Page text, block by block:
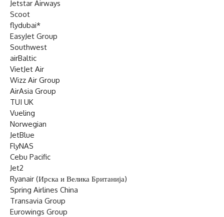
Jetstar Airways
Scoot
flydubai*
EasyJet Group
Southwest
airBaltic
VietJet Air
Wizz Air Group
AirAsia Group
TUI UK
Vueling
Norwegian
JetBlue
FlyNAS
Cebu Pacific
Jet2
Ryanair (Ирска и Велика Британија)
Spring Airlines China
Transavia Group
Eurowings Group